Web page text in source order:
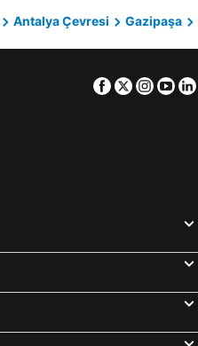
Antalya Çevresi
Gazipaşa
Facebook
Twitter